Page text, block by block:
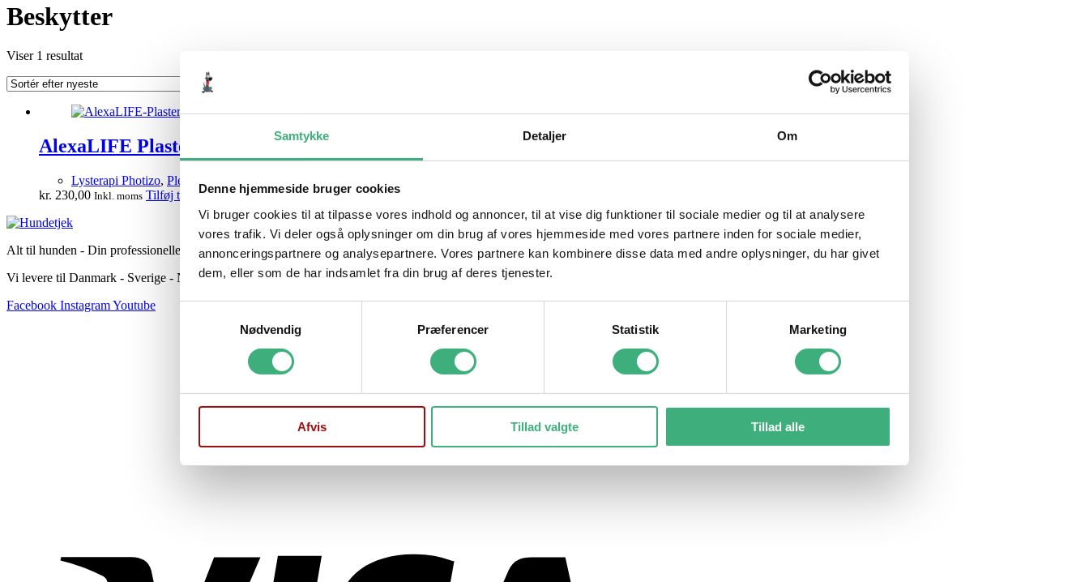
Samtykke Detaljer Om
Denne hjemmeside bruger cookies
Vi bruger cookies til at tilpasse vores indhold og annoncer, til at vise dig funktioner til sociale medier og til at analysere
vores trafik. Vi deler også oplysninger om din brug af vores hjemmeside med vores partnere inden for sociale medier,
annonceringspartnere og analysepartnere. Vores partnere kan kombinere disse data med andre oplysninger, du har givet
dem, eller som de har indsamlet fra din brug af deres tjenester.
Nødvendig
Præferencer Statistik Marketing
Afvis Tillad valgte Tillad alle
Beskytter
Viser 1 resultat
AlexaLIFE Plaster
Lysterapi Photizo, Plejeprodukter
kr. 230,00 Inkl. moms Tilføj til kurv
Alt til hunden - Din professionelle hundeekspert
Vi levere til Danmark - Sverige - Norge
Facebook InstagramYoutube